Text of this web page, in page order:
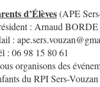
d’Élèves(APE
: Arnaud BORDE
:
: 06 98 15 80 61
organisons des
du RPI